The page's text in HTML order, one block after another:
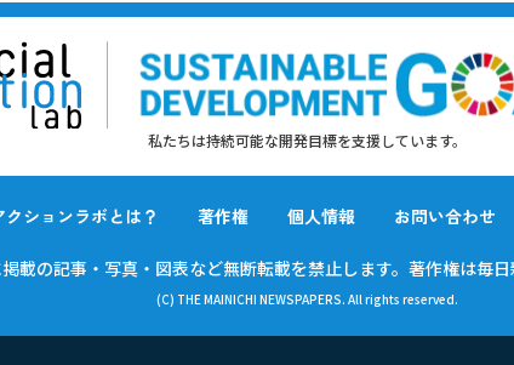
私たちは持続可能な開発目標を支援しています。
ションラボとは？ 著作権 個人情報 お問い合わせ
載の記事・写真・図表など無断転載を禁止します。 著作権は毎日
(C) THE MAINICHI NEWSPAPERS. All rights reserved.